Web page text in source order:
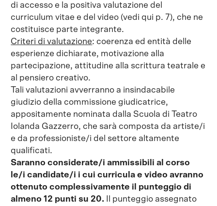
di accesso e la positiva valutazione del
curriculum vitae e del video (vedi qui p. 7), che ne
costituisce parte integrante.
Criteri di valutazione: coerenza ed entità delle
esperienze dichiarate, motivazione alla
partecipazione, attitudine alla scrittura teatrale e
al pensiero creativo.
Tali valutazioni avverranno a insindacabile
giudizio della commissione giudicatrice,
appositamente nominata dalla Scuola di Teatro
Iolanda Gazzerro, che sarà composta da artiste/i
e da professioniste/i del settore altamente
qualificati.
Saranno considerate/i ammissibili al corso
le/i candidate/i i cui curricula e video avranno
ottenuto complessivamente il punteggio di
almeno 12 punti su 20. Il punteggio assegnato